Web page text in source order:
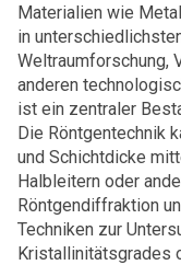
Materialien wie
in
Weltraumforschung,
anderen
ist ein zentraler
Die Röntgentechnik
und Schichtdicke
Halbleitern oder
Röntgendiffraktion
Techniken zur
Kristallinitätsgrades